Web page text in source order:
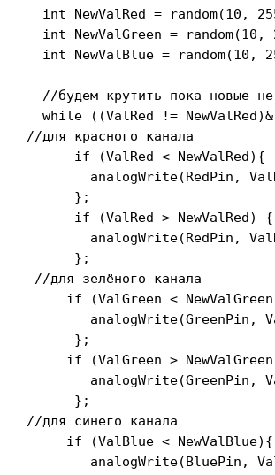
int NewValRed = random(10,
int NewValGreen = random(10,
int NewValBlue = random(10,
//будем крутить пока новые
while ((ValRed !=
//для красного канала
if (ValRed < NewValRed){
analogWrite(RedPin,
      };
if (ValRed > NewValRed)
analogWrite(RedPin,
      };
//для зелёного канала
if (ValGreen <
analogWrite(GreenPin,
      };
if (ValGreen >
analogWrite(GreenPin,
      };
//для синего канала
     if (ValBlue < NewValBlue){
analogWrite(BluePin,